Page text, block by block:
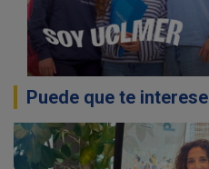
Puede que te interese